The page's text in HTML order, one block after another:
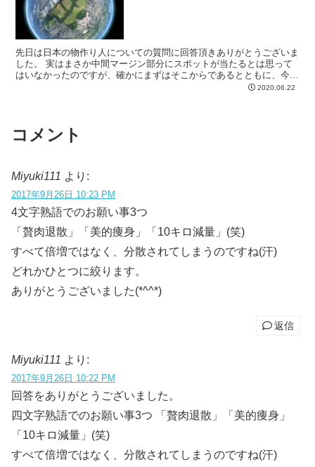
先日は日本の物作り人についての質問に回答頂きありがとうございま
した。 実はまさか中間マージン部分にスポットが当たるとは思って
はいなかったのですが、確かにまずはそこからであるとともに、今の
政治にも正にそこが顕著に現れていたんですね。 早速、ま...2020.06.22
コメント
Miyuki111 より:
2017年9月26日 10:23 PM
4文字熟語でのお願い事3つ
「贅肉退散」「美的痩身」「10キロ減量」(笑)
すべて倍増ではなく、分散されてしまうのですね(汗)
どれかひとつに絞ります。
ありがとうございました(*^^*)
返信
Miyuki111 より:
2017年9月26日 10:22 PM
回答をありがとうございました。
四文字熟語でのお願い事3つ 「贅肉退散」「美的痩身」
「10キロ減量」(笑)
すべて倍増ではなく、分散されてしまうのですね(汗)